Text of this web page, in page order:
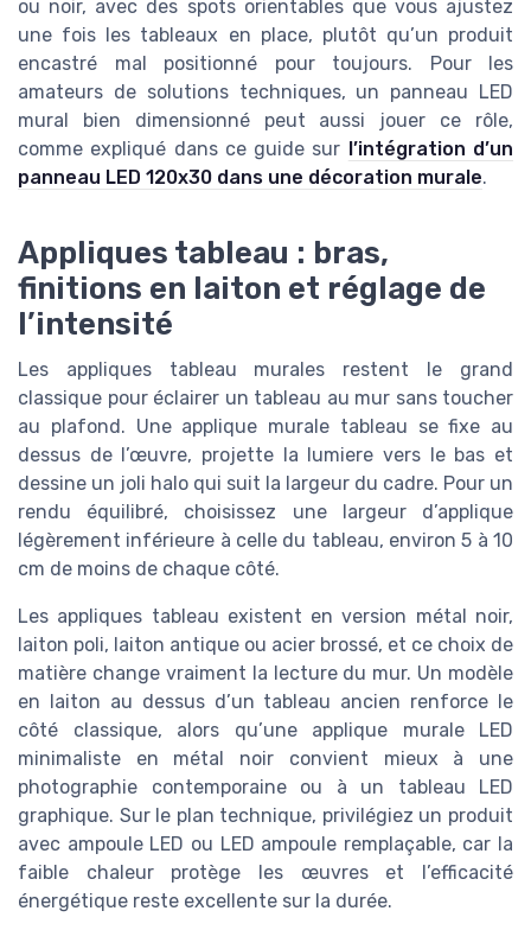
ou noir, avec des spots orientables que vous ajustez
une fois les tableaux en place, plutôt qu’un produit
encastré mal positionné pour toujours. Pour les
amateurs de solutions techniques, un panneau LED
mural bien dimensionné peut aussi jouer ce rôle,
comme expliqué dans ce guide sur l’intégration d’un
panneau LED 120x30 dans une décoration murale.
Appliques tableau : bras,
finitions en laiton et réglage de
l’intensité
Les appliques tableau murales restent le grand
classique pour éclairer un tableau au mur sans toucher
au plafond. Une applique murale tableau se fixe au
dessus de l’œuvre, projette la lumiere vers le bas et
dessine un joli halo qui suit la largeur du cadre. Pour un
rendu équilibré, choisissez une largeur d’applique
légèrement inférieure à celle du tableau, environ 5 à 10
cm de moins de chaque côté.
Les appliques tableau existent en version métal noir,
laiton poli, laiton antique ou acier brossé, et ce choix de
matière change vraiment la lecture du mur. Un modèle
en laiton au dessus d’un tableau ancien renforce le
côté classique, alors qu’une applique murale LED
minimaliste en métal noir convient mieux à une
photographie contemporaine ou à un tableau LED
graphique. Sur le plan technique, privilégiez un produit
avec ampoule LED ou LED ampoule remplaçable, car la
faible chaleur protège les œuvres et l’efficacité
énergétique reste excellente sur la durée.